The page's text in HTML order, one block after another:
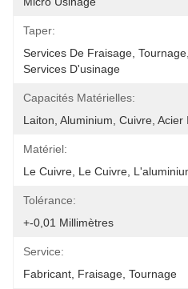
Taper:
Services De Fraisage,
Services D'usinage
Capacités Matérielles:
Laiton, Aluminium, Cuivre, Acier
Matériel:
Le Cuivre, Le Cuivre,
Tolérance:
+-0,01 Millimètres
Service:
Fabricant, Fraisage, Tournage